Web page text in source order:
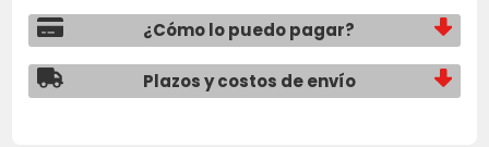
¿Cómo lo puedo pagar?
Plazos y costos de envío